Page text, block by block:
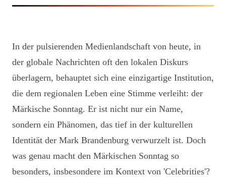
In der pulsierenden Medienlandschaft von heute, in
der globale Nachrichten oft den lokalen Diskurs
überlagern, behauptet sich eine einzigartige Institution,
die dem regionalen Leben eine Stimme verleiht: der
Märkische Sonntag. Er ist nicht nur ein Name,
sondern ein Phänomen, das tief in der kulturellen
Identität der Mark Brandenburg verwurzelt ist. Doch
was genau macht den Märkischen Sonntag so
besonders, insbesondere im Kontext von 'Celebrities'?